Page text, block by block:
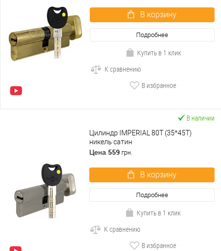
В корзину
Подробнее
Купить в 1 клик
К сравнению
В избранное
В наличии
Цилиндр IMPERIAL 80T (35*45T)
никель сатин
Цена 559 грн.
В корзину
Подробнее
Купить в 1 клик
К сравнению
В избранное